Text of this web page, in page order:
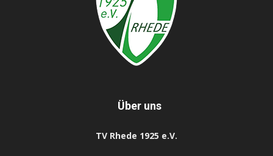
Über uns
TV Rhede 1925 e.V.